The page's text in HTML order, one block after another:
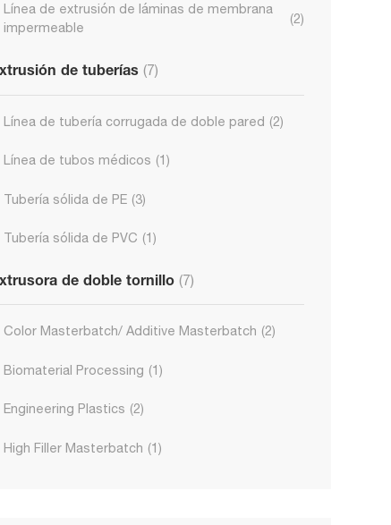
Línea de extrusión de láminas de membrana
impermeable
(2)
de tuberías (7)
Línea de tubería corrugada de doble pared (2)
Línea de tubos médicos (1)
Tubería sólida de PE (3)
Tubería sólida de PVC (1)
de doble tornillo (7)
Color Masterbatch/ Additive Masterbatch (2)
Biomaterial Processing (1)
Engineering Plastics (2)
High Filler Masterbatch (1)